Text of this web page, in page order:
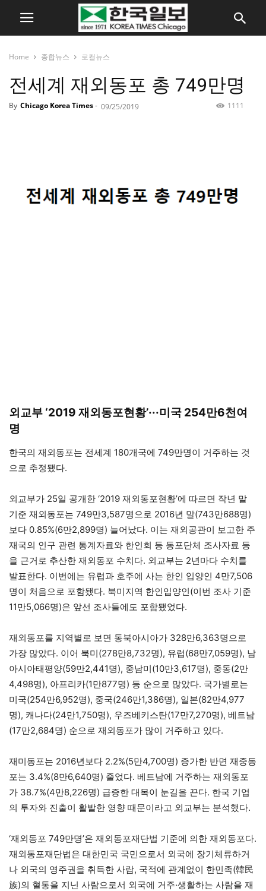
Home 종합뉴스 로컬뉴스
전세계 재외동포 총 749만명
By Chicago Korea Times- 09/25/2019 1111
외교부 ‘2019 재외동포현황’···미국 254만6천여
명
한국의 재외동포는 전세계 180개국에 749만명이 거주하는 것
으로 추정됐다.
외교부가 25일 공개한 ‘2019 재외동포현황’에 따르면 작년 말
기준 재외동포는 749만3,587명으로 2016년 말(743만688명)
보다 0.85%(6만2,899명) 늘어났다. 이는 재외공관이 보고한 주
재국의 인구 관련 통계자료와 한인회 등 동포단체 조사자료 등
을 근거로 추산한 재외동포 수치다. 외교부는 2년마다 수치를
발표한다. 이번에는 유럽과 호주에 사는 한인 입양인 4만7,506
명이 처음으로 포함됐다. 북미지역 한인입양인(이번 조사 기준
11만5,066명)은 앞선 조사들에도 포함됐었다.
재외동포를 지역별로 보면 동북아시아가 328만6,363명으로
가장 많았다. 이어 북미(278만8,732명), 유럽(68만7,059명), 남
아시아태평양(59만2,441명), 중남미(10만3,617명), 중동(2만
4,498명), 아프리카(1만877명) 등 순으로 많았다. 국가별로는
미국(254만6,952명), 중국(246만1,386명), 일본(82만4,977
명), 캐나다(24만1,750명), 우즈베키스탄(17만7,270명), 베트남
(17만2,684명) 순으로 재외동포가 많이 거주하고 있다.
재미동포는 2016년보다 2.2%(5만4,700명) 증가한 반면 재중동
포는 3.4%(8만6,640명) 줄었다. 베트남에 거주하는 재외동포
가 38.7%(4만8,226명) 급증한 대목이 눈길을 끈다. 한국 기업
의 투자와 진출이 활발한 영향 때문이라고 외교부는 분석했다.
‘재외동포 749만명’은 재외동포재단법 기준에 의한 재외동포다.
재외동포재단법은 대한민국 국민으로서 외국에 장기체류하거
나 외국의 영주권을 취득한 사람, 국적에 관계없이 한민족(韓民
族)의 혈통을 지닌 사람으로서 외국에 거주·생활하는 사람을 재